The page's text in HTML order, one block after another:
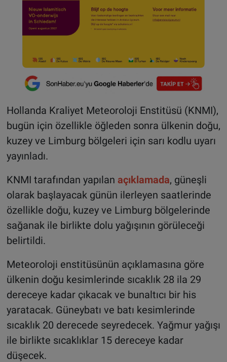
Hollanda Kraliyet Meteoroloji Enstitüsü (KNMI),
bugün için özellikle öğleden sonra ülkenin doğu,
kuzey ve Limburg bölgeleri için sarı kodlu uyarı
yayınladı.
KNMI tarafından yapılan açıklamada, güneşli
olarak başlayacak günün ilerleyen saatlerinde
özellikle doğu, kuzey ve Limburg bölgelerinde
sağanak ile birlikte dolu yağışının görüleceği
belirtildi.
Meteoroloji enstitüsünün açıklamasına göre
ülkenin doğu kesimlerinde sıcaklık 28 ila 29
dereceye kadar çıkacak ve bunaltıcı bir his
yaratacak. Güneybatı ve batı kesimlerinde
sıcaklık 20 derecede seyredecek. Yağmur yağışı
ile birlikte sıcaklıklar 15 dereceye kadar
düşecek.